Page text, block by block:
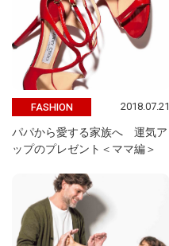
FASHION 2018.07.21
パパから愛する家族へ 運気ア
ップのプレゼント＜ママ編＞